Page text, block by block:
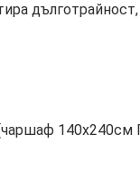
(чаршаф